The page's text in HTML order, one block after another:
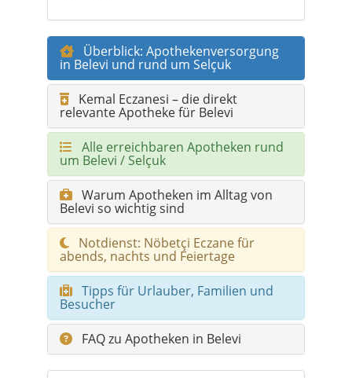
Überblick: Apothekenversorgung
in Belevi und rund um Selçuk
Kemal Eczanesi – die direkt
relevante Apotheke für Belevi
Alle erreichbaren Apotheken rund
um Belevi / Selçuk
Warum Apotheken im Alltag von
Belevi so wichtig sind
Notdienst: Nöbetçi Eczane für
abends, nachts und Feiertage
Tipps für Urlauber, Familien und
Besucher
FAQ zu Apotheken in Belevi